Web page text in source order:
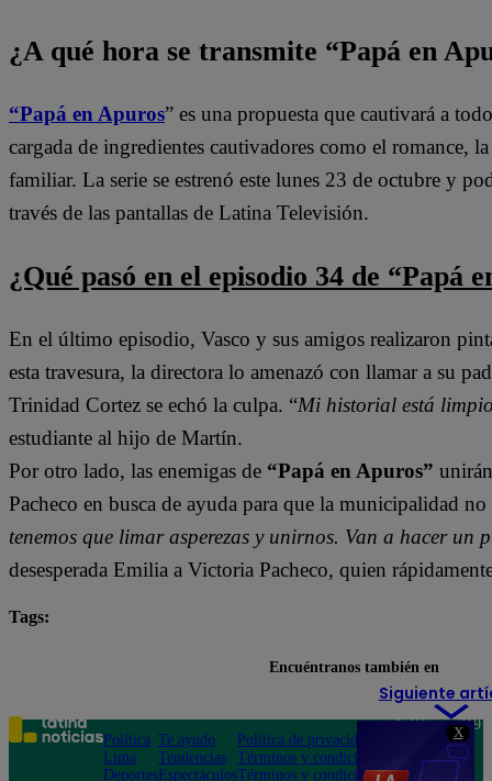
X
¿A qué hora se transmite “Papá en
“Papá en Apuros” es una propuesta que cautivará a
cargada de ingredientes cautivadores como el romance,
familiar. La serie se estrenó este lunes 23 de octubre y
través de las pantallas de Latina Televisión.
¿Qué pasó en el episodio 34 de “Papá
En el último episodio, Vasco y sus amigos realizaron
esta travesura, la directora lo amenazó con llamar a su
Trinidad Cortez se echó la culpa. “Mi historial está
estudiante al hijo de Martín.
Por otro lado, las enemigas de “Papá en Apuros”
Pacheco en busca de ayuda para que la municipalidad
tenemos que limar asperezas y unirnos. Van a hacer un
desesperada Emilia a Victoria Pacheco, quien
Tags:
Siguiente
Encuéntranos también en
Política
Lima
Deportes
Te ayudo
Tendencias
Espectáculos
Política de privacidad
Términos y condiciones
Términos y condiciones
Teléfono: 219
Av. San
Felipe 968